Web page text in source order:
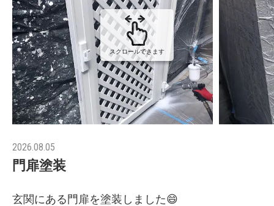
スクロールできます
2026.08.05
門扉塗装
玄関にある門扉を塗装しました😄